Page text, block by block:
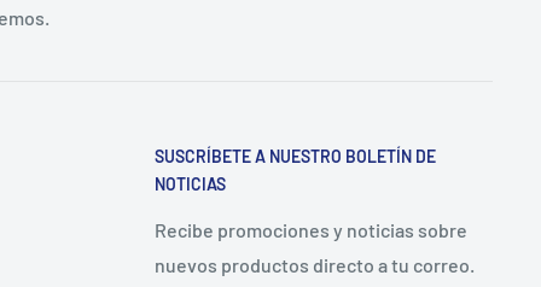
SUSCRÍBETE A NUESTRO BOLETÍN DE
NOTICIAS
Recibe promociones y noticias sobre
nuevos productos directo a tu correo.